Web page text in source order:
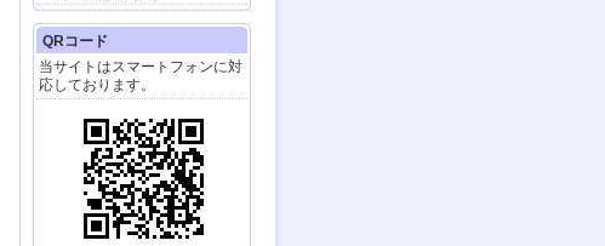
『はるの空』の著者、聴
覚障害者の春日晴樹さん
とその家族が 10/26（土）
21時30分～Eテレ「阿佐
ヶ谷アパートメント」
出演します。
【イベント】
春日晴樹さんが9/ 21(土)
にHTB北海道テレビのイ
ベントでトークショー。
『はるの空』も販売。
【TV放送】
QRコード
当サイトはスマートフォンに対
応しております。